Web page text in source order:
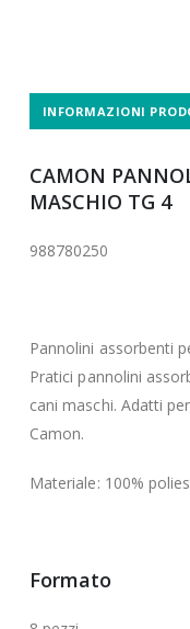
INFORMAZIONI
CAMON
MASCHIO TG 4
988780250
Pannolini assorbenti
Pratici pannolini
cani maschi. Adatti
Camon.
Materiale: 100%
Formato